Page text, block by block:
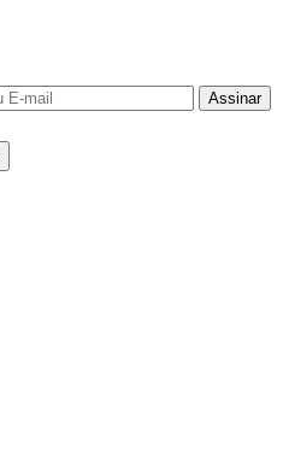
Assinar